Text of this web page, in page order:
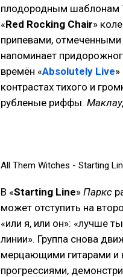
плодородным шаблонам
«Red Rocking Chair»
припевами,
напоминает
времён «Absolutely Live
контрастах тихого и
рубленые риффы.
All Them Witches - Starting
В «Starting Line» Паркс
может отступить на
«или я, или он»: «лучше
линии». Группа снова
мерцающими гитарами
прогрессиями,